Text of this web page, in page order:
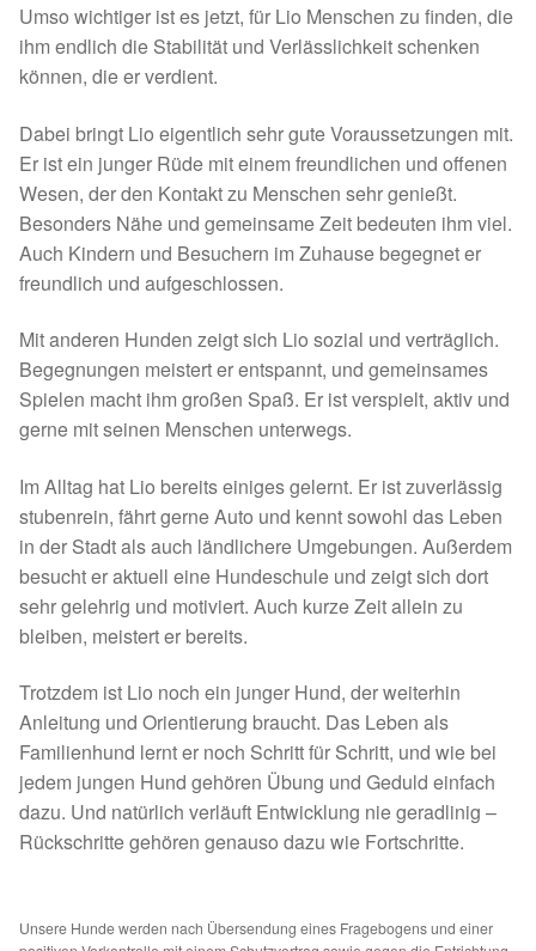
Spenden 2022
Januar bis Juni 2022
Spenden 2021
Fördermitgliedschaft
Tierschutz
Auslandstierschutz
Schutzgebühr
Unsere Notnasen
Notnasen in Deutschland
Notnasen noch im Ausland
Notnasen mit Handicap
Sicherheitsgeschirr
Umso wichtiger ist es jetzt, für Lio Menschen zu finden, die
ihm endlich die Stabilität und Verlässlichkeit schenken
können, die er verdient.
Dabei bringt Lio eigentlich sehr gute Voraussetzungen mit.
Er ist ein junger Rüde mit einem freundlichen und offenen
Wesen, der den Kontakt zu Menschen sehr genießt.
Besonders Nähe und gemeinsame Zeit bedeuten ihm viel.
Auch Kindern und Besuchern im Zuhause begegnet er
freundlich und aufgeschlossen.
Mit anderen Hunden zeigt sich Lio sozial und verträglich.
Begegnungen meistert er entspannt, und gemeinsames
Spielen macht ihm großen Spaß. Er ist verspielt, aktiv und
gerne mit seinen Menschen unterwegs.
Im Alltag hat Lio bereits einiges gelernt. Er ist zuverlässig
stubenrein, fährt gerne Auto und kennt sowohl das Leben
in der Stadt als auch ländlichere Umgebungen. Außerdem
besucht er aktuell eine Hundeschule und zeigt sich dort
sehr gelehrig und motiviert. Auch kurze Zeit allein zu
bleiben, meistert er bereits.
Trotzdem ist Lio noch ein junger Hund, der weiterhin
Anleitung und Orientierung braucht. Das Leben als
Familienhund lernt er noch Schritt für Schritt, und wie bei
jedem jungen Hund gehören Übung und Geduld einfach
dazu. Und natürlich verläuft Entwicklung nie geradlinig –
Rückschritte gehören genauso dazu wie Fortschritte.
Unsere Hunde werden nach Übersendung eines Fragebogens und einer